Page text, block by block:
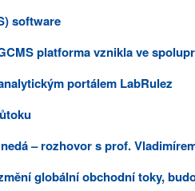
software
platforma vznikla ve
portálem LabRulez
– rozhovor s prof.
globální obchodní toky,